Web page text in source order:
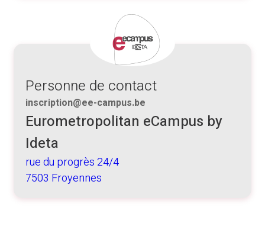
Personne de contact
inscription@ee-campus.be
Eurometropolitan eCampus by
Ideta
rue du progrès 24/4
7503 Froyennes